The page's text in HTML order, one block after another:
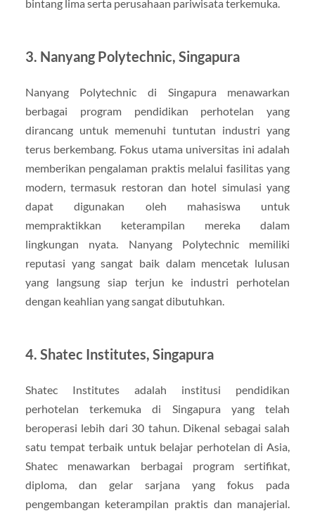
bintang lima serta perusahaan pariwisata terkemuka.
3. Nanyang Polytechnic, Singapura
Nanyang Polytechnic di Singapura menawarkan
berbagai program pendidikan perhotelan yang
dirancang untuk memenuhi tuntutan industri yang
terus berkembang. Fokus utama universitas ini adalah
memberikan pengalaman praktis melalui fasilitas yang
modern, termasuk restoran dan hotel simulasi yang
dapat digunakan oleh mahasiswa untuk
mempraktikkan keterampilan mereka dalam
lingkungan nyata. Nanyang Polytechnic memiliki
reputasi yang sangat baik dalam mencetak lulusan
yang langsung siap terjun ke industri perhotelan
dengan keahlian yang sangat dibutuhkan.
4. Shatec Institutes, Singapura
Shatec Institutes adalah institusi pendidikan
perhotelan terkemuka di Singapura yang telah
beroperasi lebih dari 30 tahun. Dikenal sebagai salah
satu tempat terbaik untuk belajar perhotelan di Asia,
Shatec menawarkan berbagai program sertifikat,
diploma, dan gelar sarjana yang fokus pada
pengembangan keterampilan praktis dan manajerial.